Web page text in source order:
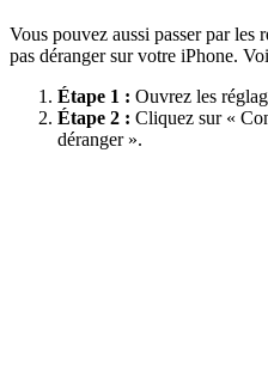
Vous pouvez aussi passer par les
pas déranger sur votre iPhone.
Étape 1 : Ouvrez les
Étape 2 : Cliquez sur «
déranger ».